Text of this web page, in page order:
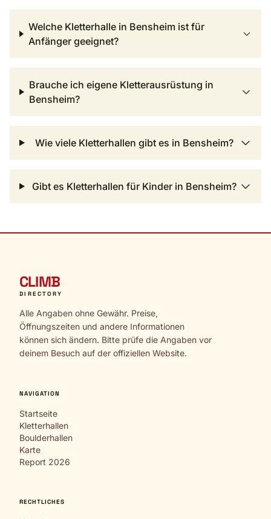
Welche Kletterhalle in Bensheim ist für
Anfänger geeignet?
Brauche ich eigene Kletterausrüstung in
Bensheim?
Wie viele Kletterhallen gibt es in Bensheim?
Gibt es Kletterhallen für Kinder in Bensheim?
CLIMB
DIRECTORY
Alle Angaben ohne Gewähr. Preise,
Öffnungszeiten und andere Informationen
können sich ändern. Bitte prüfe die Angaben vor
deinem Besuch auf der offiziellen Website.
NAVIGATION
Startseite
Kletterhallen
Boulderhallen
Karte
Report 2026
RECHTLICHES